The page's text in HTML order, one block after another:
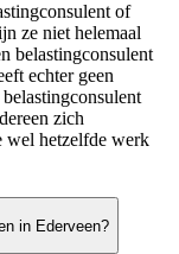
of
ze niet helemaal
belastingconsulent
echter geen
zich
wel hetzelfde werk
in Ederveen?